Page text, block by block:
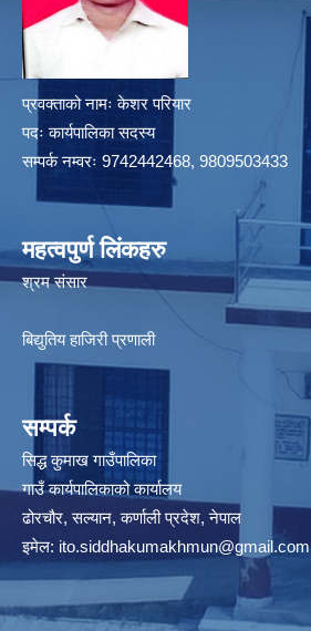
प्रवक्ताको नामः केशर परियार
पदः कार्यपालिका सदस्य
सम्पर्क नम्वरः 9742442468, 9809503433
महत्वपुर्ण लिंकहरु
श्रम संसार
बिद्युतिय हाजिरी प्रणाली
सम्पर्क
सिद्ध कुमाख गाउँपालिका
गाउँ कार्यपालिकाको कार्यालय
ढोरचौर, सल्यान, कर्णाली प्रदेश, नेपाल
इमेल: ito.siddhakumakhmun@gmail.com